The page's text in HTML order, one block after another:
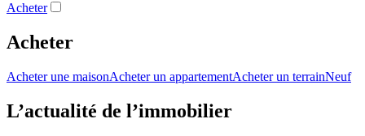
Acheter
Acheter
Acheter une maisonAcheter un appartementAcheter un terrainNeuf
L’actualité de l’immobilier